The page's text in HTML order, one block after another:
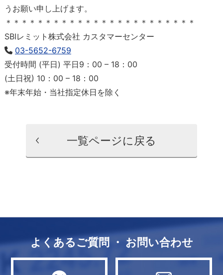
うお願い申し上げます。
＊＊＊＊＊＊＊＊＊＊＊＊＊＊＊＊＊＊＊＊＊＊＊＊
SBIレミット株式会社 カスタマーセンター
03-5652-6759
受付時間 (平日) 平日9：00 – 18：00
(土日祝) 10：00 – 18：00
※年末年始・当社指定休日を除く
一覧ページに戻る
よくあるご質問 ・ お問い合わせ